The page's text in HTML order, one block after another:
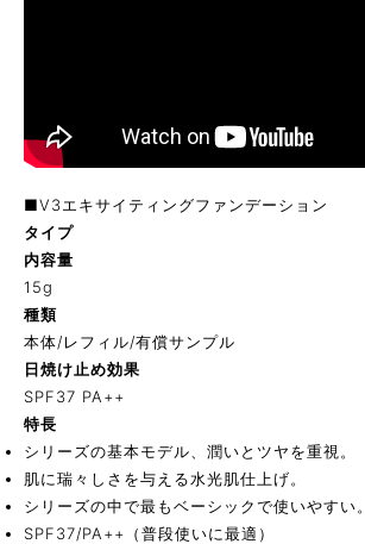
■V3エキサイティングファンデーション
タイプ
内容量
15g
種類
本体/レフィル/有償サンプル
日焼け止め効果
SPF37 PA++
特長
シリーズの基本モデル、潤いとツヤを重視。
肌に瑞々しさを与える水光肌仕上げ。
シリーズの中で最もベーシックで使いやすい。
SPF37/PA++（普段使いに最適）